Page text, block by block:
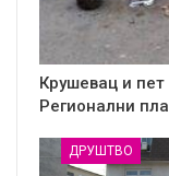
Крушевац и пет
Регионални
ДРУШТВО